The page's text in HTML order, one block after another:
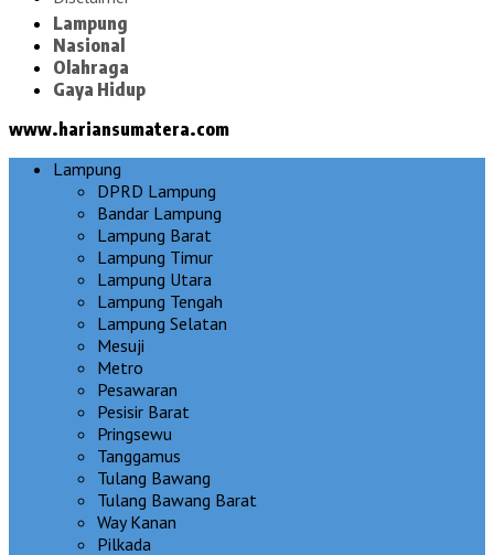
Lampung
Nasional
Olahraga
Gaya Hidup
www.hariansumatera.com
Lampung
DPRD Lampung
Bandar Lampung
Lampung Barat
Lampung Timur
Lampung Utara
Lampung Tengah
Lampung Selatan
Mesuji
Metro
Pesawaran
Pesisir Barat
Pringsewu
Tanggamus
Tulang Bawang
Tulang Bawang Barat
Way Kanan
Pilkada